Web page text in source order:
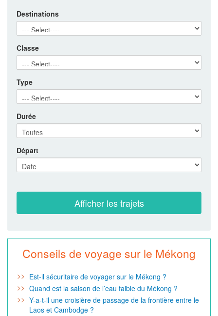
Destinations
Classe
Type
Durée
Départ
Conseils de voyage sur le Mékong
Est-il sécuritaire de voyager sur le Mékong ?
Quand est la saison de l’eau faible du Mékong ?
Y-a-t-il une croisière de passage de la frontière entre le
Laos et Cambodge ?